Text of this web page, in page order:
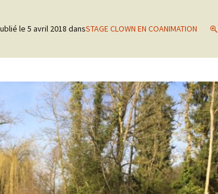
A L’EPE
le 5 avril 2018 dansSTAGE CLOWN EN COANIMATION